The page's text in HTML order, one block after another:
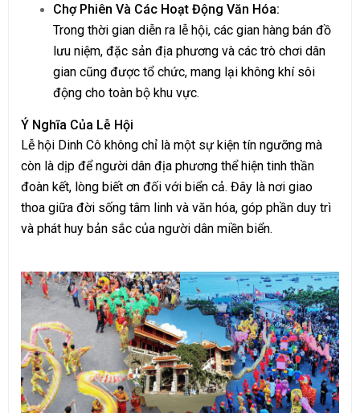
Chợ Phiên Và Các Hoạt Động Văn Hóa:
Trong thời gian diễn ra lễ hội, các gian hàng bán đồ
lưu niệm, đặc sản địa phương và các trò chơi dân
gian cũng được tổ chức, mang lại không khí sôi
động cho toàn bộ khu vực.
Ý Nghĩa Của Lễ Hội
Lễ hội Dinh Cô không chỉ là một sự kiện tín ngưỡng mà
còn là dịp để người dân địa phương thể hiện tinh thần
đoàn kết, lòng biết ơn đối với biển cả. Đây là nơi giao
thoa giữa đời sống tâm linh và văn hóa, góp phần duy trì
và phát huy bản sắc của người dân miền biển.